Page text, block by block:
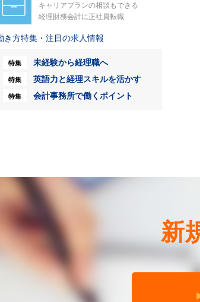
キャリアプランの相談もできる
経理財務会計に正社員転職
き方特集・注目の求人情報
特集 未経験から経理職へ
特集 英語力と経理スキルを活かす
特集 会計事務所で働くポイント
新